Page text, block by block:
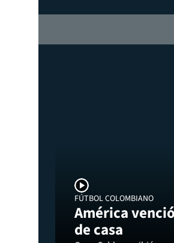
FÚTBOL COLOMBIANO
América
de casa